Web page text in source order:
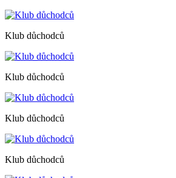
Klub důchodců
Klub důchodců
Klub důchodců
Klub důchodců